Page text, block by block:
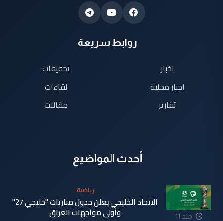
روابط سريعة
اخبار
اخبار محلية
تقارير
تحقيقات
لقاءات
مقالات
أحدث المواضيع
منذ 11
رياضية
الاتحاد الخليجي يعلن جدول مباريات "خليجي 27"
وأولى مواجهات العراق